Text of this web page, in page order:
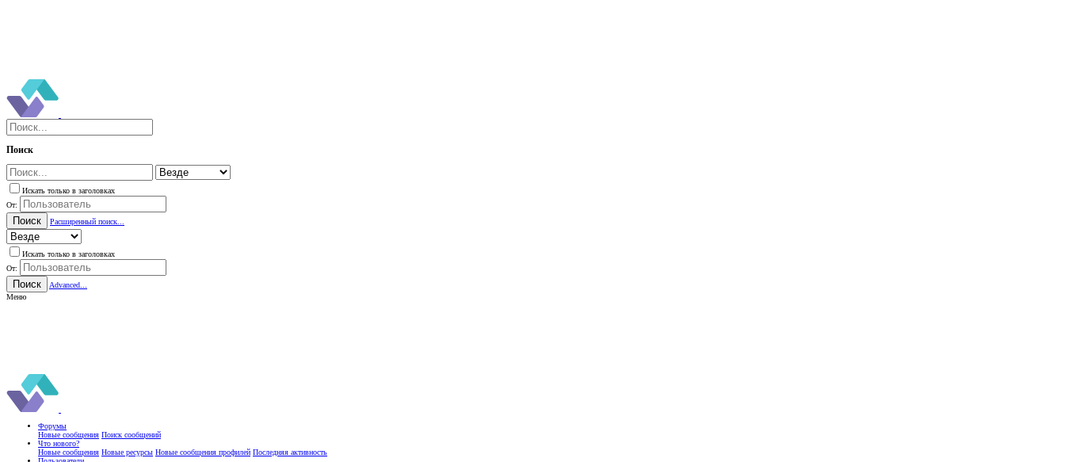
Поиск
Искать только в заголовках
От:
Поиск Расширенный поиск...
Искать только в заголовках
От:
Поиск
Advanced...
Меню
Форумы
Новые сообщения Поиск сообщений
Что нового?
Новые сообщения Новые ресурсы Новые сообщения профилей Последняя активность